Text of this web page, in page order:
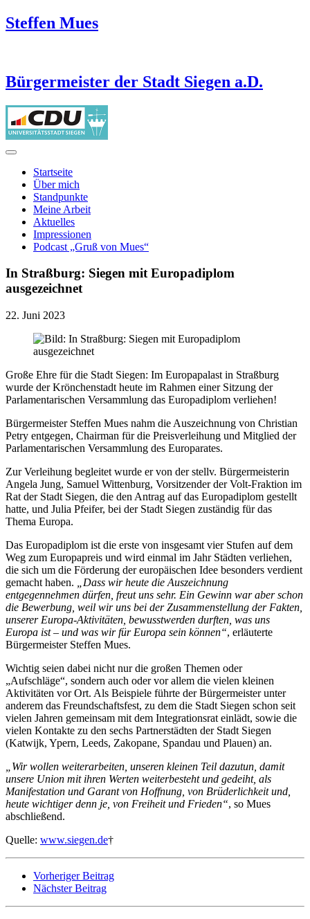
Steffen Mues
Bürgermeister der Stadt Siegen a.D.
Startseite
Über mich
Standpunkte
Meine Arbeit
Aktuelles
Impressionen
Podcast „Gruß von Mues“
In Straßburg: Siegen mit Europadiplom
ausgezeichnet
22. Juni 2023
Große Ehre für die Stadt Siegen: Im Europapalast in Straßburg
wurde der Krönchenstadt heute im Rahmen einer Sitzung der
Parlamentarischen Versammlung das Europadiplom verliehen!
Bürgermeister Steffen Mues nahm die Auszeichnung von Christian
Petry entgegen, Chairman für die Preisverleihung und Mitglied der
Parlamentarischen Versammlung des Europarates.
Zur Verleihung begleitet wurde er von der stellv. Bürgermeisterin
Angela Jung, Samuel Wittenburg, Vorsitzender der Volt-Fraktion im
Rat der Stadt Siegen, die den Antrag auf das Europadiplom gestellt
hatte, und Julia Pfeifer, bei der Stadt Siegen zuständig für das
Thema Europa.
Das Europadiplom ist die erste von insgesamt vier Stufen auf dem
Weg zum Europapreis und wird einmal im Jahr Städten verliehen,
die sich um die Förderung der europäischen Idee besonders verdient
gemacht haben. „Dass wir heute die Auszeichnung
entgegennehmen dürfen, freut uns sehr. Ein Gewinn war aber schon
die Bewerbung, weil wir uns bei der Zusammenstellung der Fakten,
unserer Europa-Aktivitäten, bewusstwerden durften, was uns
Europa ist – und was wir für Europa sein können“, erläuterte
Bürgermeister Steffen Mues.
Wichtig seien dabei nicht nur die großen Themen oder
„Aufschläge“, sondern auch oder vor allem die vielen kleinen
Aktivitäten vor Ort. Als Beispiele führte der Bürgermeister unter
anderem das Freundschaftsfest, zu dem die Stadt Siegen schon seit
vielen Jahren gemeinsam mit dem Integrationsrat einlädt, sowie die
vielen Kontakte zu den sechs Partnerstädten der Stadt Siegen
(Katwijk, Ypern, Leeds, Zakopane, Spandau und Plauen) an.
„Wir wollen weiterarbeiten, unseren kleinen Teil dazutun, damit
unsere Union mit ihren Werten weiterbesteht und gedeiht, als
Manifestation und Garant von Hoffnung, von Brüderlichkeit und,
heute wichtiger denn je, von Freiheit und Frieden“, so Mues
abschließend.
Quelle: www.siegen.de†
Vorheriger Beitrag
Nächster Beitrag